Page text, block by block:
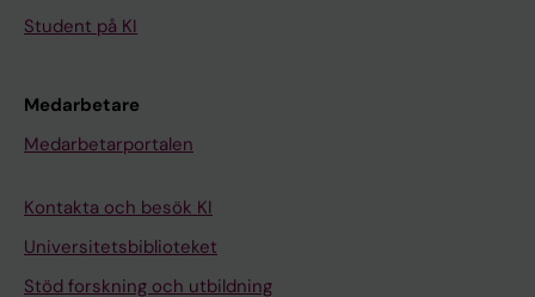
Student på KI
Medarbetare
Medarbetarportalen
Kontakta och besök KI
Universitetsbiblioteket
Stöd forskning och utbildning